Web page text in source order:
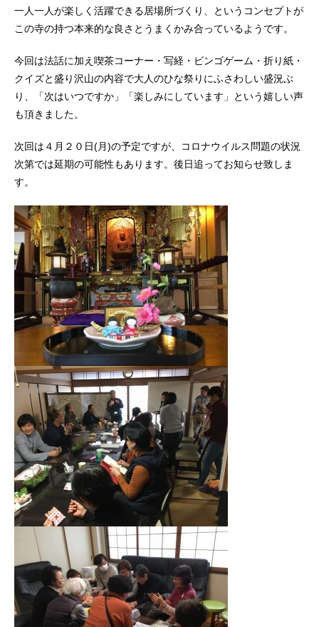
一人一人が楽しく活躍できる居場所づくり、というコンセプトが
この寺の持つ本来的な良さとうまくかみ合っているようです。
今回は法話に加え喫茶コーナー・写経・ビンゴゲーム・折り紙・
クイズと盛り沢山の内容で大人のひな祭りにふさわしい盛況ぶ
り、「次はいつですか」「楽しみにしています」という嬉しい声
も頂きました。
次回は４月２０日(月)の予定ですが、コロナウイルス問題の状況
次第では延期の可能性もあります。後日追ってお知らせ致しま
す。